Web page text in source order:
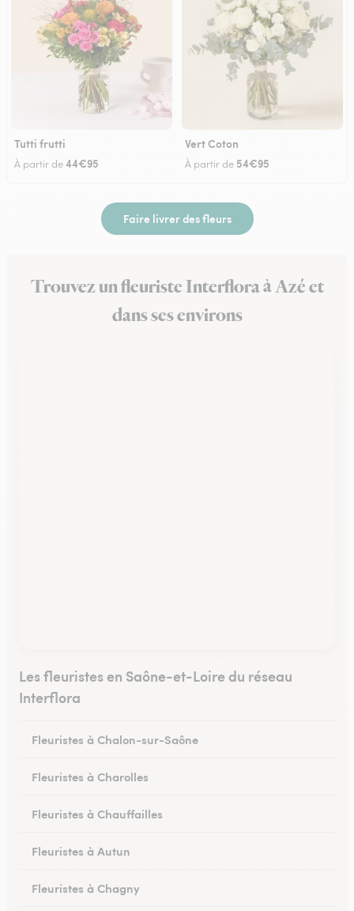
Tutti frutti
À partir de44€95
Vert Coton
À partir de 54€95
Faire livrer des fleurs
Trouvez un fleuriste Interflora à Azé et
dans ses environs
Les fleuristes en Saône-et-Loire du réseau
Interflora
Fleuristes à Chalon-sur-Saône
Fleuristes à Charolles
Fleuristes à Chauffailles
Fleuristes à Autun
Fleuristes à Chagny